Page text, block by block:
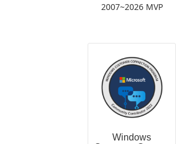
2007~2026 MVP